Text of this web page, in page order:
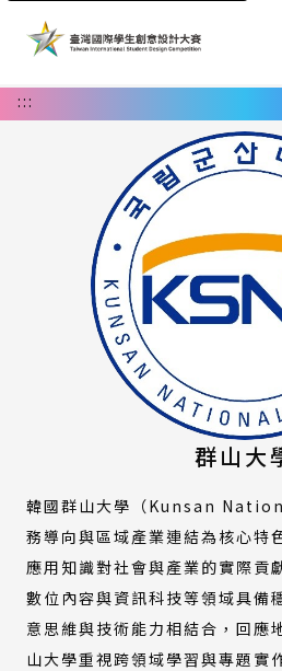
:::
群山大
韓國群山大學（Kunsan
務導向與區域產業連結為核心特
應用知識對社會與產業的實際貢
數位內容與資訊科技等領域具備
意思維與技術能力相結合，回應
山大學重視跨領域學習與專題實